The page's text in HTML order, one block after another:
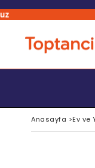
Anasayfa >Ev ve